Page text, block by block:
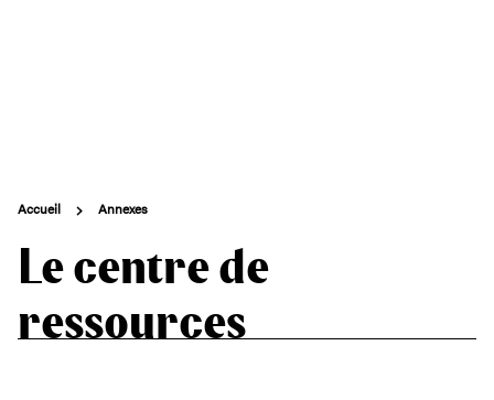
Contact
Accueil Annexes
Le centre de
ressources